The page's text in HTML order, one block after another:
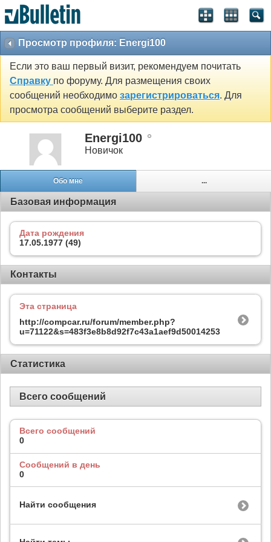
Просмотр профиля: Energi100
Если это ваш первый визит, рекомендуем почитать
Справку по форуму. Для размещения своих
сообщений необходимо зарегистрироваться. Для
просмотра сообщений выберите раздел.
Energi100
Новичок
Обо мне ...
Базовая информация
Дата рождения
17.05.1977 (49)
Контакты
Эта страница
http://compcar.ru/forum/member.php?
u=71122&s=483f3e8b8d92f7c43a1aef9d50014253
Статистика
Всего сообщений
Всего сообщений
0
Сообщений в день
0
Найти сообщения